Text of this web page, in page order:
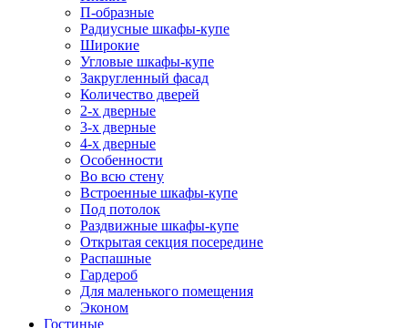
П-образные
Радиусные шкафы-купе
Широкие
Угловые шкафы-купе
Закругленный фасад
Количество дверей
2-х дверные
3-х дверные
4-х дверные
Особенности
Во всю стену
Встроенные шкафы-купе
Под потолок
Раздвижные шкафы-купе
Открытая секция посередине
Распашные
Гардероб
Для маленького помещения
Эконом
Гостиные